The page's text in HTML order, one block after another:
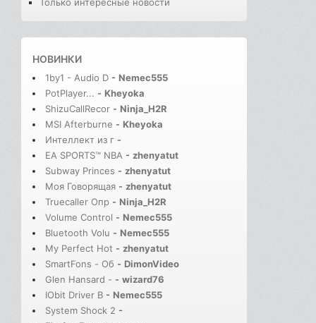
Только интересные новости
НОВИНКИ
1by1 - Audio D - Nemec555
PotPlayer... - Kheyoka
ShizuCallRecor - Ninja_H2R
MSI Afterburne - Kheyoka
Интеллект из г -
EA SPORTS™ NBA - zhenyatut
Subway Princes - zhenyatut
Моя Говорящая - zhenyatut
Truecaller Опр - Ninja_H2R
Volume Control - Nemec555
Bluetooth Volu - Nemec555
My Perfect Hot - zhenyatut
SmartFons - Об - DimonVideo
Glen Hansard - - wizard76
IObit Driver B - Nemec555
System Shock 2 -